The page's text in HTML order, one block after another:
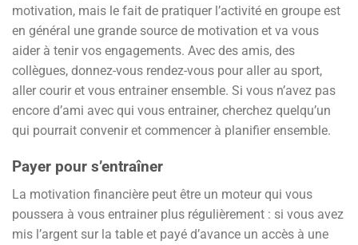
motivation, mais le fait de pratiquer l’activité en groupe est
en général une grande source de motivation et va vous
aider à tenir vos engagements. Avec des amis, des
collègues, donnez-vous rendez-vous pour aller au sport,
aller courir et vous entrainer ensemble. Si vous n’avez pas
encore d’ami avec qui vous entrainer, cherchez quelqu’un
qui pourrait convenir et commencer à planifier ensemble.
Payer pour s’entraîner
La motivation financière peut être un moteur qui vous
poussera à vous entrainer plus régulièrement : si vous avez
mis l’argent sur la table et payé d’avance un accès à une